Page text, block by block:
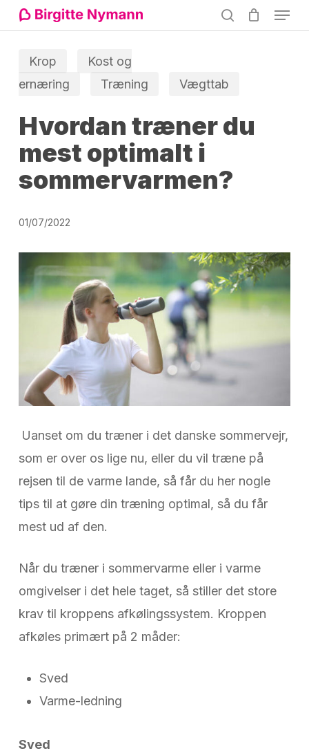
Skip
to
content
search
Menu
Krop
Kost og
ernæring
Træning Vægttab
Hvordan træner du
mest optimalt i
sommervarmen?
01/07/2022
Uanset om du træner i det danske sommervejr,
som er over os lige nu, eller du vil træne på
rejsen til de varme lande, så får du her nogle
tips til at gøre din træning optimal, så du får
mest ud af den.
Når du træner i sommervarme eller i varme
omgivelser i det hele taget, så stiller det store
krav til kroppens afkølingssystem. Kroppen
afkøles primært på 2 måder:
Sved
Varme-ledning
Sved